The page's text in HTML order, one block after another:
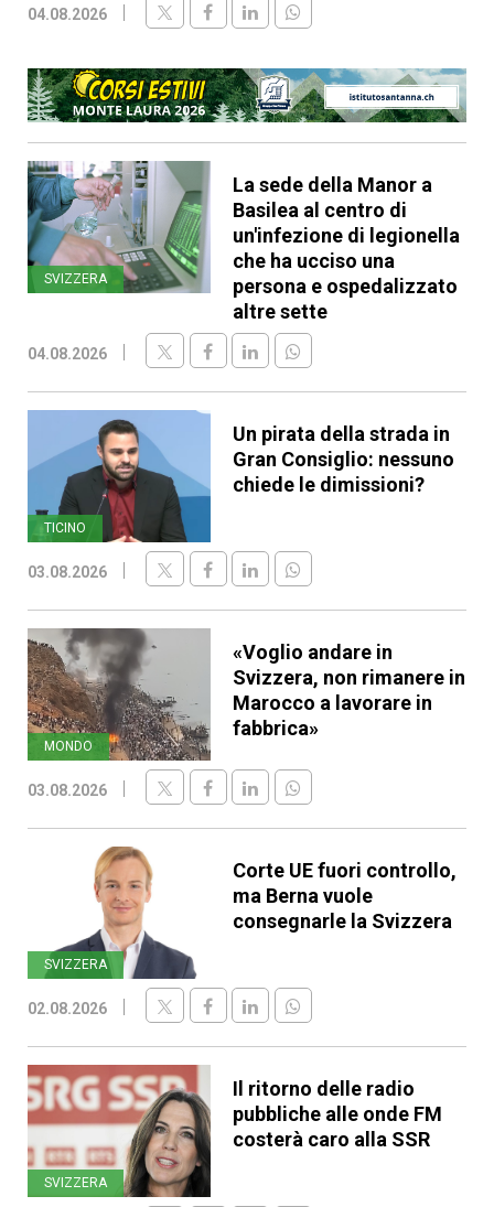
04.08.2026
SVIZZERA
La sede della Manor a
Basilea al centro di
un'infezione di legionella
che ha ucciso una
persona e ospedalizzato
altre sette
04.08.2026
TICINO
Un pirata della strada in
Gran Consiglio: nessuno
chiede le dimissioni?
03.08.2026
MONDO
«Voglio andare in
Svizzera, non rimanere in
Marocco a lavorare in
fabbrica»
03.08.2026
SVIZZERA
Corte UE fuori controllo,
ma Berna vuole
consegnarle la Svizzera
02.08.2026
SVIZZERA
Il ritorno delle radio
pubbliche alle onde FM
costerà caro alla SSR